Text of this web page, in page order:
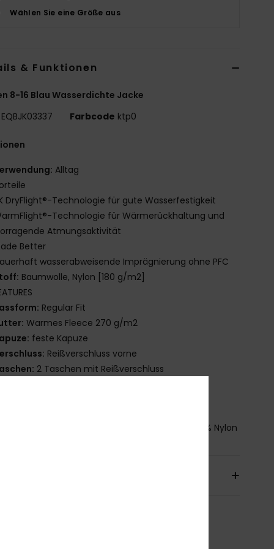
Wählen Sie eine Größe aus
& Funktionen
8-16 Blau Wasserdichte Jacke
EQBJK03337 Farbcode ktp0
Alltag
DryFlight®-Technologie für gute Wasserfestigkeit
Technologie für Wärmerückhaltung und
Atmungsaktivität
Better
wasserabweisende Imprägnierung ohne PFC
Baumwolle, Nylon [180 g/m2]
Regular Fit
Warmes Fleece 270 g/m2
feste Kapuze
Reißverschluss vorne
2 Taschen mit Reißverschluss
[Hauptstoff] 65 % Baumwolle, 35 % Nylon